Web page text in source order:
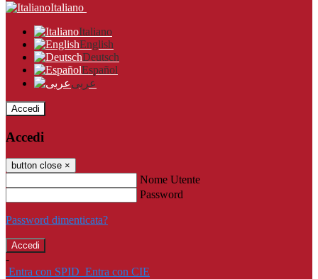
Italiano
Italiano
English
Deutsch
Español
عربى
Accedi
Accedi
button close ×
Nome Utente
Password
Password dimenticata?
-
Entra con SPID Entra con CIE